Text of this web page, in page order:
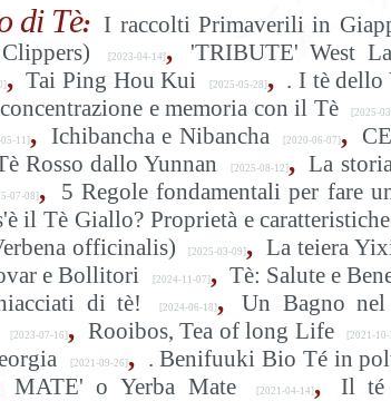
di Tè: I raccolti Primaverili in
[2023-04-14] ,
'TRIBUTE' West
, Tai Ping Hou Kui [2025-05-28] , . I tè dello
e memoria con il Tè [2025-
11], Ichibancha e Nibancha [2020-06-07] ,
Rosso dallo Yunnan [2025-08-12] , La
07-08] , 5 Regole fondamentali per fare
il Tè Giallo? Proprietà e
officinalis) [2025-03-09] , La teiera
e Bollitori [2024-11-07] , Tè: Salute e
di tè! [2024-06-18] , Un Bagno nel
[2023-07-16] , Rooibos, Tea of long Life [2021-
[2021-09-26] , . Benifuuki Bio Té in
MATE' o Yerba Mate [2021-04-14] ,
Il té